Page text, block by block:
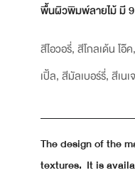
พื้นผิวพิมพ์ลายไม้ มี 9
สีไอวอรี่, สีโกลเด้น โ
เปิ้ล, สีมัลเบอร์รี่, สีเน
The design of the
textures. It is